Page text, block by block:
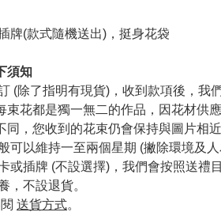
牌(款式隨機送出)，挺身花袋
須知
(除了指明有現貨)，收到款項後，我
束花都是獨一無二的作品，因花材供
同，您收到的花束仍會保持與圖片相
可以維持一至兩個星期 (撇除環境及
或插牌 (不設選擇)，我們會按照送禮
，不設退貨。
送貨方式。